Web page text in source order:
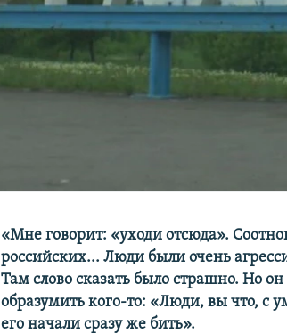
«Мне говорит: «уходи отсюда».
российских...Люди были очень
Там слово сказать было страшно. Но
образумить кого-то: «Люди, вы что, с
его начали сразу же бить».